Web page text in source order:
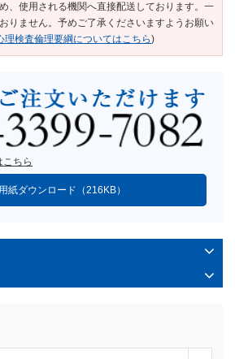
、使用される機関へ直接配送しております。一
りません。予めご了承くださいますようお願い
理検査倫理要綱についてはこちら)
こちら
紙ダウンロード（216KB）